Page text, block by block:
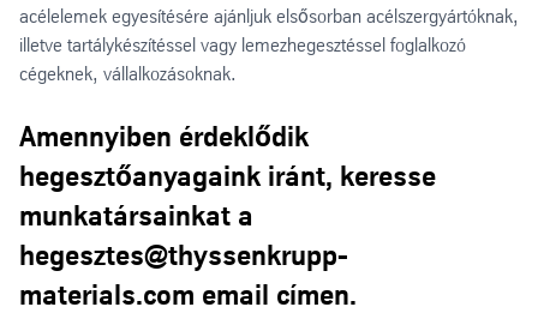
acélelemek egyesítésére ajánljuk elsősorban acélszergyártóknak,
illetve tartálykészítéssel vagy lemezhegesztéssel foglalkozó
cégeknek, vállalkozásoknak.
Amennyiben érdeklődik
hegesztőanyagaink iránt, keresse
munkatársainkat a
hegesztes@thyssenkrupp-
materials.com email címen.